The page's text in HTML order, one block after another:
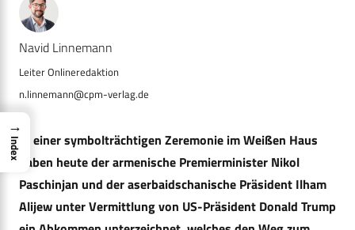
Navid Linnemann
n.linnemann@cpm-verlag.de
In einer symbolträchtigen Zeremonie im Weißen Haus
haben heute der armenische Premierminister Nikol
Paschinjan und der aserbaidschanische Präsident Ilham
Alijew unter Vermittlung von US-Präsident Donald Trump
→
Index